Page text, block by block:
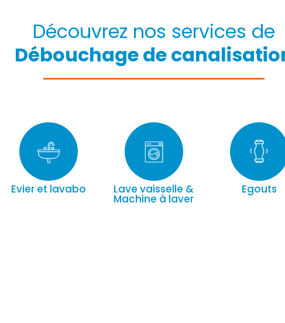
Découvrez nos services de
Débouchage de
Evier et lavabo Lave vaisselle &
Machine à laver
Egouts